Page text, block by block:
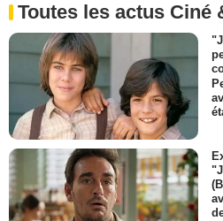
Toutes les actus Ciné